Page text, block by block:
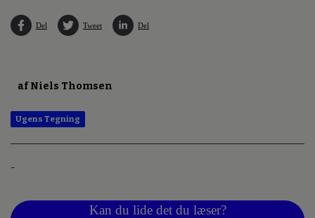
Del Tweet Del
af Niels Thomsen
Ugens Tegning
-
Kan du lide det du læser?